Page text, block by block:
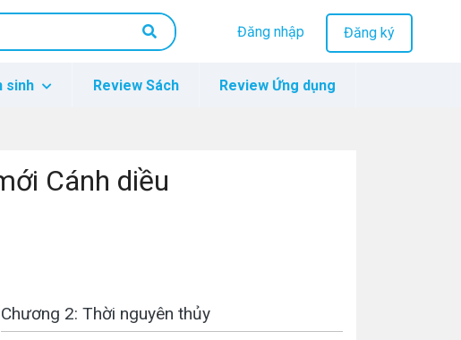
Đăng nhập Đăng ký
sinh Review Sách Review Ứng dụng
Cánh diều
Chương 2: Thời nguyên thủy